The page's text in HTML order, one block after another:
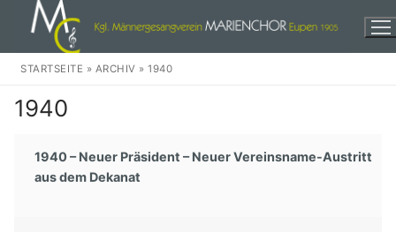
Inhalt
springen
Herzlich Willkommen!
STARTSEITE » ARCHIV »1940
1940
1940 – Neuer Präsident – Neuer Vereinsname-Austritt
aus dem Dekanat